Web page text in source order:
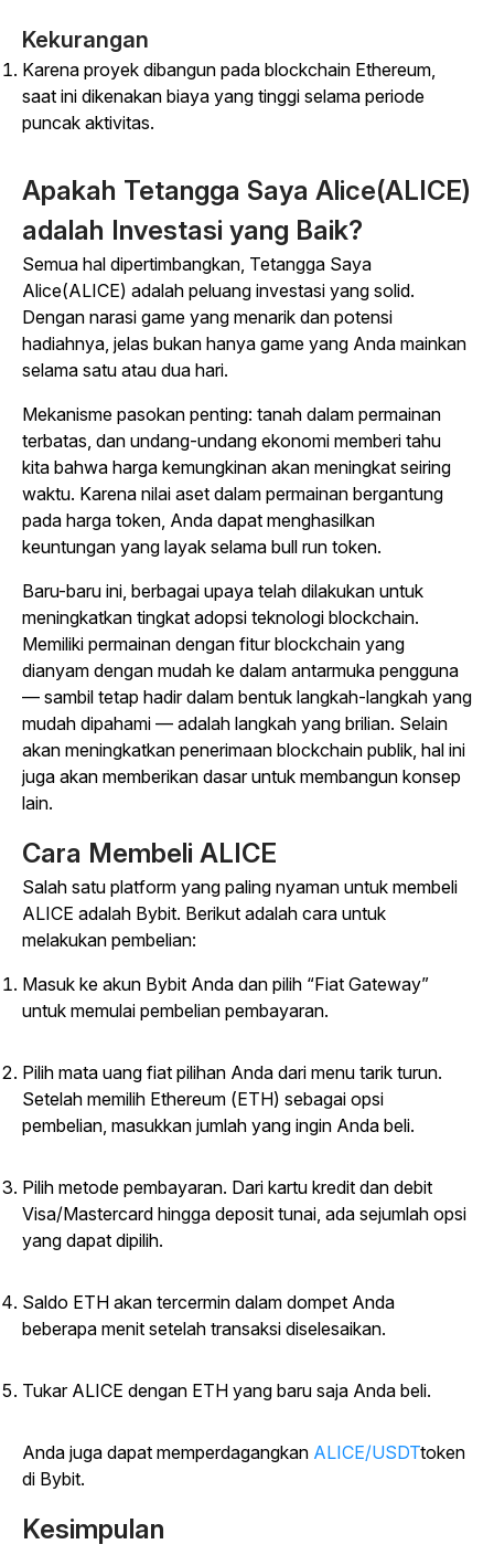
Kekurangan
Karena proyek dibangun pada blockchain Ethereum,
saat ini dikenakan biaya yang tinggi selama periode
puncak aktivitas.
Apakah Tetangga Saya Alice(ALICE)
adalah Investasi yang Baik?
Semua hal dipertimbangkan, Tetangga Saya
Alice(ALICE) adalah peluang investasi yang solid.
Dengan narasi game yang menarik dan potensi
hadiahnya, jelas bukan hanya game yang Anda mainkan
selama satu atau dua hari.
Mekanisme pasokan penting: tanah dalam permainan
terbatas, dan undang-undang ekonomi memberi tahu
kita bahwa harga kemungkinan akan meningkat seiring
waktu. Karena nilai aset dalam permainan bergantung
pada harga token, Anda dapat menghasilkan
keuntungan yang layak selama bull run token.
Baru-baru ini, berbagai upaya telah dilakukan untuk
meningkatkan tingkat adopsi teknologi blockchain.
Memiliki permainan dengan fitur blockchain yang
dianyam dengan mudah ke dalam antarmuka pengguna
— sambil tetap hadir dalam bentuk langkah-langkah yang
mudah dipahami — adalah langkah yang brilian. Selain
akan meningkatkan penerimaan blockchain publik, hal ini
juga akan memberikan dasar untuk membangun konsep
lain.
Cara Membeli ALICE
Salah satu platform yang paling nyaman untuk membeli
ALICE adalah Bybit. Berikut adalah cara untuk
melakukan pembelian:
Masuk ke akun Bybit Anda dan pilih “Fiat Gateway”
untuk memulai pembelian pembayaran.
Pilih mata uang fiat pilihan Anda dari menu tarik turun.
Setelah memilih Ethereum (ETH) sebagai opsi
pembelian, masukkan jumlah yang ingin Anda beli.
Pilih metode pembayaran. Dari kartu kredit dan debit
Visa/Mastercard hingga deposit tunai, ada sejumlah opsi
yang dapat dipilih.
Saldo ETH akan tercermin dalam dompet Anda
beberapa menit setelah transaksi diselesaikan.
Tukar ALICE dengan ETH yang baru saja Anda beli.
Anda juga dapat memperdagangkan ALICE/USDTtoken
di Bybit.
Kesimpulan